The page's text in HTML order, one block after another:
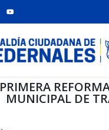
PRIMERA
MUNICIPAL DE